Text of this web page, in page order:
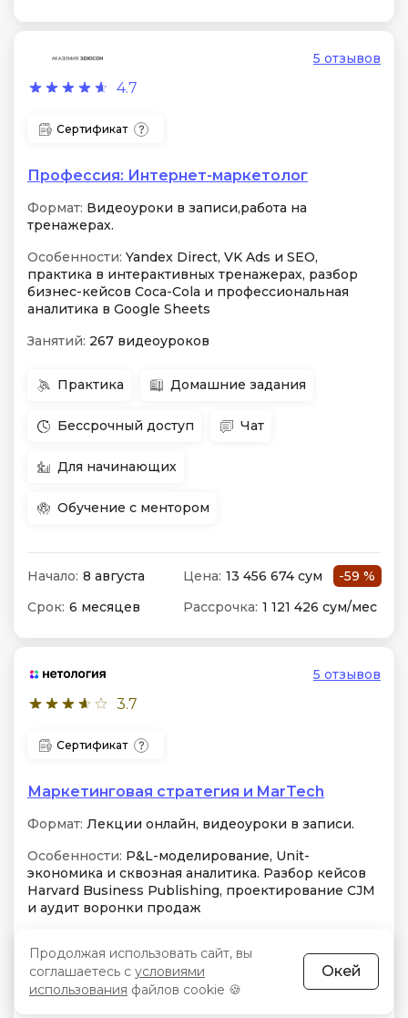
4.7
5 отзывов
Сертификат
Профессия: Интернет-маркетолог
Формат: Видеоуроки в записи,работа на
тренажерах.
Особенности: Yandex Direct, VK Ads и SEO,
практика в интерактивных тренажерах, разбор
бизнес-кейсов Coca-Cola и профессиональная
аналитика в Google Sheets
Занятий: 267 видеоуроков
Практика Домашние задания
Бессрочный доступ Чат
Для начинающих
Обучение с ментором
Начало: 8 августа Цена: 13 456 674 сум
-59 %
Срок: 6 месяцев Рассрочка: 1 121 426 сум/мес
3.7
5 отзывов
Сертификат
Маркетинговая стратегия и MarTech
Формат: Лекции онлайн, видеоуроки в записи.
Особенности: P&L-моделирование, Unit-
экономика и сквозная аналитика. Разбор кейсов
Harvard Business Publishing, проектирование CJM
и аудит воронки продаж
Практика Консультация экспертов
Чат Для продвинутых
Продолжая использовать сайт, вы
соглашаетесь с условиями
использования файлов cookie 🍪
Окей